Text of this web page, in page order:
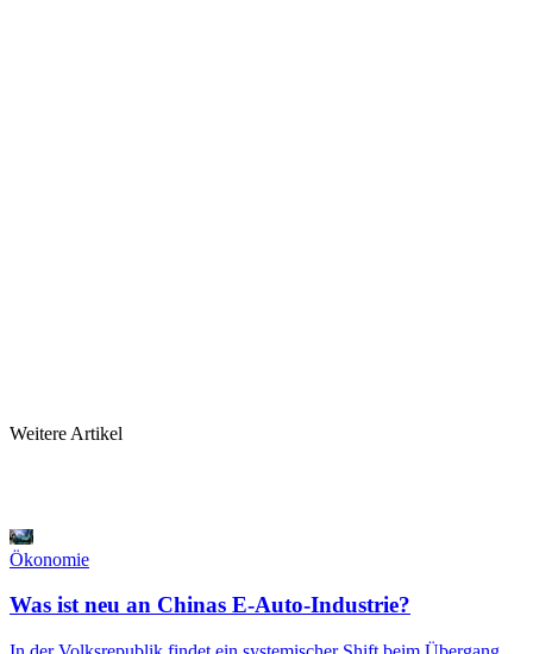
Weitere Artikel
Ökonomie
Was ist neu an Chinas E-Auto-Industrie?